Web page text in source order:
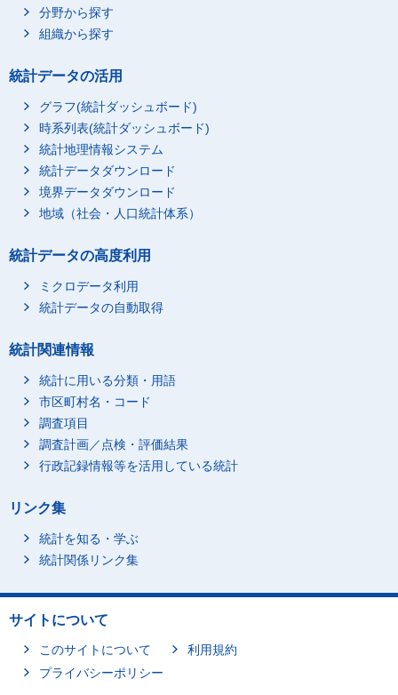
分野から探す
組織から探す
統計データの活用
グラフ(統計ダッシュボード)
時系列表(統計ダッシュボード)
統計地理情報システム
統計データダウンロード
境界データダウンロード
地域（社会・人口統計体系）
統計データの高度利用
ミクロデータ利用
統計データの自動取得
統計関連情報
統計に用いる分類・用語
市区町村名・コード
調査項目
調査計画／点検・評価結果
行政記録情報等を活用している統計
リンク集
統計を知る・学ぶ
統計関係リンク集
サイトについて
このサイトについて
利用規約
プライバシーポリシー